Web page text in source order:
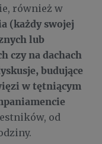
również w
(każdy swojej
lub
czy na dachach
budujące
w tętniącym
od